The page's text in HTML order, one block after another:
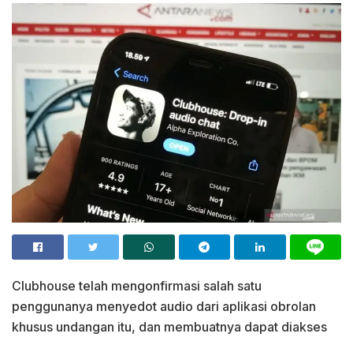
Clubhouse telah mengonfirmasi salah satu
penggunanya menyedot audio dari aplikasi obrolan
khusus undangan itu, dan membuatnya dapat diakses